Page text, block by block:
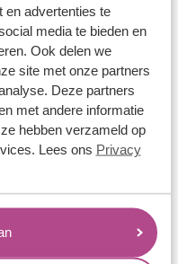
en advertenties te
media te bieden en
Ook delen we
site met onze partners
Deze partners
met andere informatie
hebben verzameld op
Lees ons Privacy